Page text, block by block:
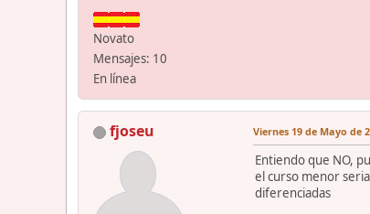
Novato
Mensajes: 10
En línea
fjoseu Viernes 19 de Mayo de
Entiendo que NO,
el curso menor
diferenciadas